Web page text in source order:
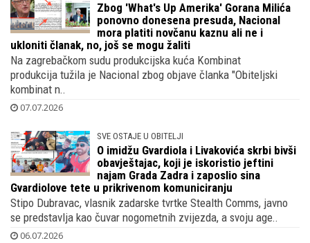
Zbog 'What's Up Amerika' Gorana Milića
ponovno donesena presuda, Nacional
mora platiti novčanu kaznu ali ne i
ukloniti članak, no, još se mogu žaliti
Na zagrebačkom sudu produkcijska kuća Kombinat
produkcija tužila je Nacional zbog objave članka "Obiteljski
kombinat n..
07.07.2026
SVE OSTAJE U OBITELJI
O imidžu Gvardiola i Livakovića skrbi bivši
obavještajac, koji je iskoristio jeftini
najam Grada Zadra i zaposlio sina
Gvardiolove tete u prikrivenom komuniciranju
Stipo Dubravac, vlasnik zadarske tvrtke Stealth Comms, javno
se predstavlja kao čuvar nogometnih zvijezda, a svoju age..
06.07.2026